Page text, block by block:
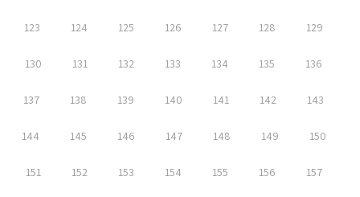
123 124 125 126 127 128 129
130 131 132 133 134 135 136
137 138 139 140 141 142 143
144 145 146 147 148 149 150
151 152 153 154 155 156 157